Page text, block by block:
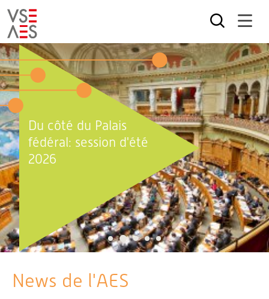
Aller
au
contenu
principal
Du côté du Palais
fédéral: session d'été
2026
1 2 3 4 5
News de l'AES